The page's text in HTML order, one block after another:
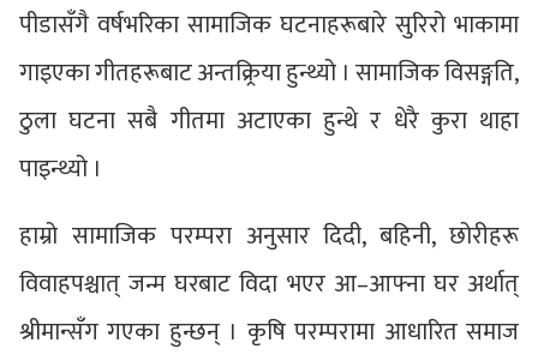
पीडासँगै वर्षभरिका सामाजिक घटनाहरूबारे सुरिरो भाकामा
गाइएका गीतहरूबाट अन्तक्र्रिया हुन्थ्यो । सामाजिक विसङ्गति,
ठुला घटना सबै गीतमा अटाएका हुन्थे र धेरै कुरा थाहा
पाइन्थ्यो ।
हाम्रो सामाजिक परम्परा अनुसार दिदी, बहिनी, छोरीहरू
विवाहपश्चात् जन्म घरबाट विदा भएर आ–आफ्ना घर अर्थात्
श्रीमान्सँग गएका हुन्छन् । कृषि परम्परामा आधारित समाज